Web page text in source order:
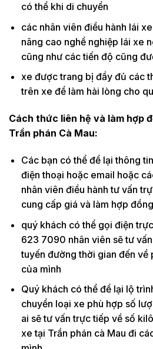
có thể khi di chuyển
các nhân viên điều hành lái
nâng cao nghề nghiệp lái xe
cũng như các tiến độ cũng
xe được trang bị đầy đủ các
trên xe để làm hài lòng cho
Cách thức liên hệ và làm hợp
Trần phán Cà Mau:
Các bạn có thể để lại thông
điện thoại hoặc email hoặc
nhân viên điều hành tư vấn
cung cấp giá và làm hợp
quý khách có thể gọi điện
623 7090 nhân viên sẽ tư
tuyến đường thời gian đến về
của mình
Quý khách có thể để lại lộ
chuyển loại xe phù hợp số
ai sẽ tư vấn trực tiếp về số
xe tại Trần phán cà Mau đi